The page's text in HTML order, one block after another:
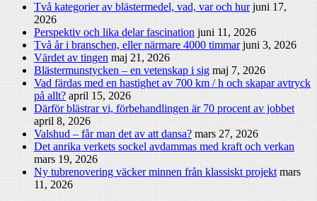
Två kategorier av blästermedel, vad, var och hur juni 17,
2026
Perspektiv och lika delar fascination juni 11, 2026
Två år i branschen, eller närmare 4000 timmar juni 3, 2026
Värdet av tingen maj 21, 2026
Blästermunstycken – en vetenskap i sig maj 7, 2026
Vad färdas med en hastighet av 700 km / h och skapar avtryck
på allt? april 15, 2026
Därför blästrar vi, förbehandlingen är 70 procent av jobbet
april 8, 2026
Valshud – får man det av att dansa? mars 27, 2026
Det anrika verkets sockel avdammas med kraft och verkan
mars 19, 2026
Ny tubrenovering väcker minnen från klassiskt projekt mars
11, 2026